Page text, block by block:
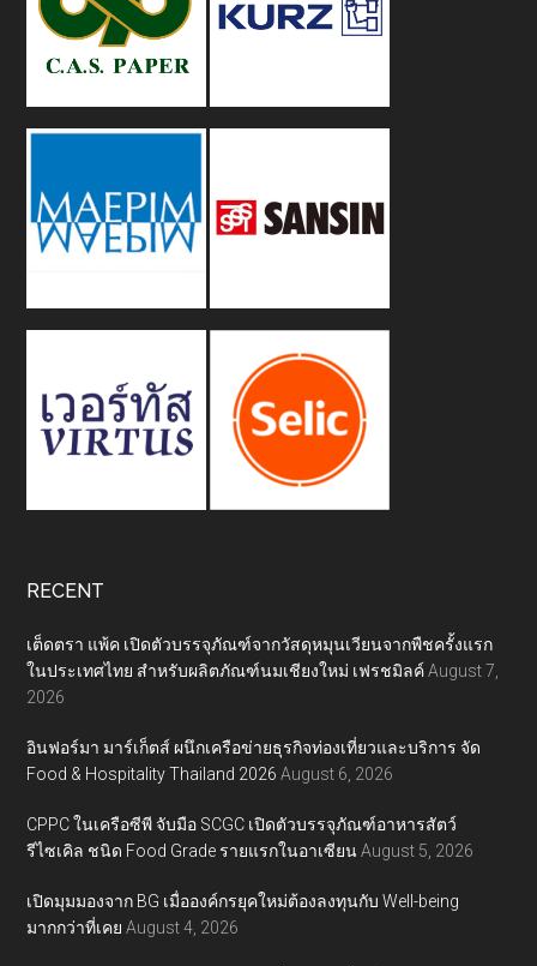
RECENT
เต็ดตรา แพ้ค เปิดตัวบรรจุภัณฑ์จากวัสดุหมุนเวียนจากพืชครั้งแรก
ในประเทศไทย สำหรับผลิตภัณฑ์นมเชียงใหม่ เฟรชมิลค์ August 7,
2026
อินฟอร์มา มาร์เก็ตส์ ผนึกเครือข่ายธุรกิจท่องเที่ยวและบริการ จัด
Food & Hospitality Thailand 2026 August 6, 2026
CPPC ในเครือซีพี จับมือ SCGC เปิดตัวบรรจุภัณฑ์อาหารสัตว์
รีไซเคิล ชนิด Food Grade รายแรกในอาเซียน August 5, 2026
เปิดมุมมองจาก BG เมื่อองค์กรยุคใหม่ต้องลงทุนกับ Well-being
มากกว่าที่เคย August 4, 2026